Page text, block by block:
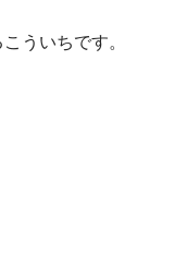
ういちです。